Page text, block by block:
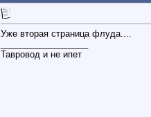
Уже вторая страница флуда....
Тавровод и не ипет